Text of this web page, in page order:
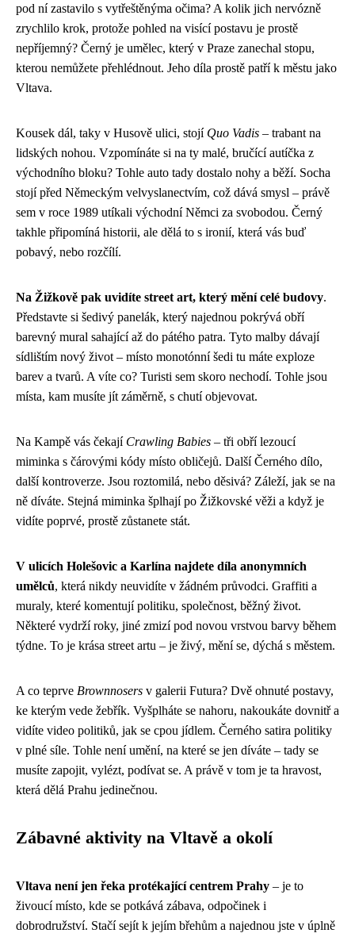
pod ní zastavilo s vytřeštěnýma očima? A kolik jich nervózně
zrychlilo krok, protože pohled na visící postavu je prostě
nepříjemný? Černý je umělec, který v Praze zanechal stopu,
kterou nemůžete přehlédnout. Jeho díla prostě patří k městu jako
Vltava.
Kousek dál, taky v Husově ulici, stojí Quo Vadis – trabant na
lidských nohou. Vzpomínáte si na ty malé, bručící autíčka z
východního bloku? Tohle auto tady dostalo nohy a běží. Socha
stojí před Německým velvyslanectvím, což dává smysl – právě
sem v roce 1989 utíkali východní Němci za svobodou. Černý
takhle připomíná historii, ale dělá to s ironií, která vás buď
pobavý, nebo rozčílí.
Na Žižkově pak uvidíte street art, který mění celé budovy.
Představte si šedivý panelák, který najednou pokrývá obří
barevný mural sahající až do pátého patra. Tyto malby dávají
sídlištím nový život – místo monotónní šedi tu máte exploze
barev a tvarů. A víte co? Turisti sem skoro nechodí. Tohle jsou
místa, kam musíte jít záměrně, s chutí objevovat.
Na Kampě vás čekají Crawling Babies – tři obří lezoucí
miminka s čárovými kódy místo obličejů. Další Černého dílo,
další kontroverze. Jsou roztomilá, nebo děsivá? Záleží, jak se na
ně díváte. Stejná miminka šplhají po Žižkovské věži a když je
vidíte poprvé, prostě zůstanete stát.
V ulicích Holešovic a Karlína najdete díla anonymních
umělců, která nikdy neuvidíte v žádném průvodci. Graffiti a
muraly, které komentují politiku, společnost, běžný život.
Některé vydrží roky, jiné zmizí pod novou vrstvou barvy během
týdne. To je krása street artu – je živý, mění se, dýchá s městem.
A co teprve Brownnosers v galerii Futura? Dvě ohnuté postavy,
ke kterým vede žebřík. Vyšplháte se nahoru, nakoukáte dovnitř a
vidíte video politiků, jak se cpou jídlem. Černého satira politiky
v plné síle. Tohle není umění, na které se jen díváte – tady se
musíte zapojit, vylézt, podívat se. A právě v tom je ta hravost,
která dělá Prahu jedinečnou.
Zábavné aktivity na Vltavě a okolí
Vltava není jen řeka protékající centrem Prahy – je to
živoucí místo, kde se potkává zábava, odpočinek i
dobrodružství. Stačí sejít k jejím břehům a najednou jste v úplně